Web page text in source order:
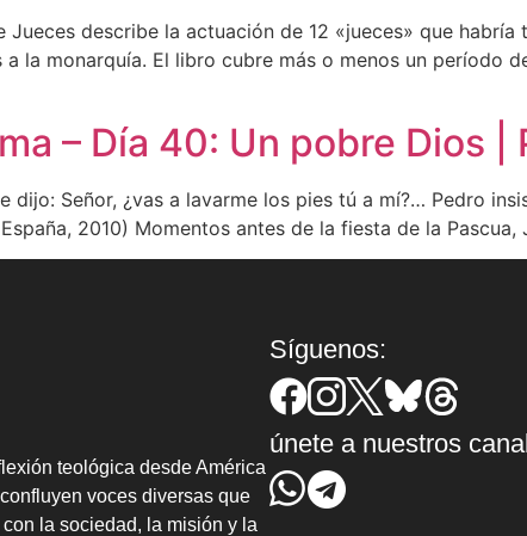
Jueces describe la actuación de 12 «jueces» que
la monarquía. El libro cubre más o menos un período
– Día 40: Un pobre Dios |
dijo: Señor, ¿vas a lavarme los pies tú a mí?… Pedro
2010) Momentos antes de la fiesta de la
teológica desde América
voces diversas que
la sociedad, la misión y la
Síguenos:
únete a nuestros